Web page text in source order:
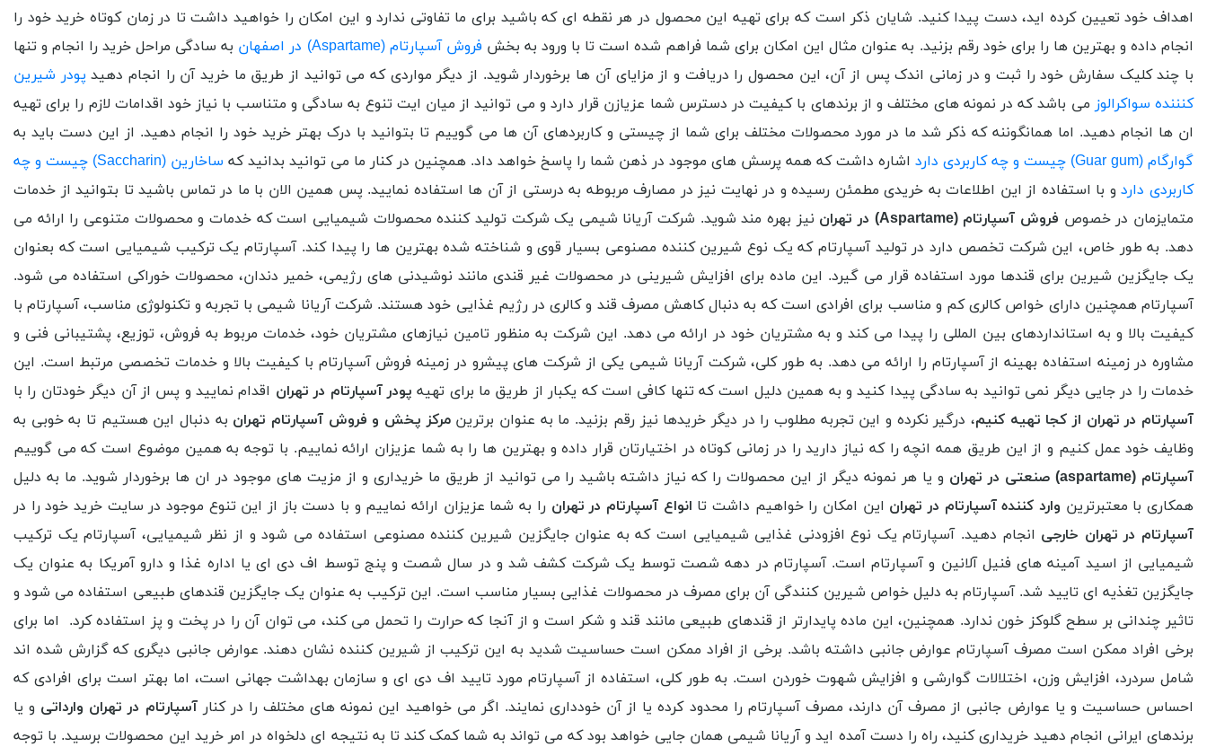
اهداف خود تعیین کرده اید، دست پیدا کنید. شایان ذکر است که برای تهیه این محصول در هر نقطه ای که باشید برای ما تفاوتی ندارد و این امکان را خواهید داشت تا در زمان کوتاه خرید خود را
انجام داده و بهترین ها را برای خود رقم بزنید. به عنوان مثال این امکان برای شما فراهم شده است تا با ورود به بخش فروش آسپارتام (Aspartame) در اصفهان
به سادگی مراحل خرید را انجام و تنها
با چند کلیک سفارش خود را ثبت و در زمانی اندک پس از آن، این محصول را دریافت و از مزایای آن ها برخوردار شوید. از دیگر مواردی که می توانید از طریق ما خرید آن را انجام دهیدپودر شیرین
کنننده سواکرالوز می باشد که در نمونه های مختلف و از برندهای با کیفیت در دسترس شما عزیازن قرار دارد و می توانید از میان ایت تنوع به سادگی و متناسب با نیاز خود اقدامات لازم را برای تهیه
ان ها انجام دهید. اما همانگوننه که ذکر شد ما در مورد محصولات مختلف برای شما از چیستی و کاربردهای آن ها می گوییم تا بتوانید با درک بهتر خرید خود را انجام دهید. از این دست باید به
گوارگام (Guar gum) چیست و چه کاربردی دارد
اشاره داشت که همه پرسش های موجود در ذهن شما را پاسخ خواهد داد. همچنین در کنار ما می توانید بدانید که
ساخارین (Saccharin) چیست و چه
کاربردی دارد و با استفاده از این اطلاعات به خریدی مطمئن رسیده و در نهایت نیز در مصارف مربوطه به درستی از آن ها استفاده نمایید. پس همین الان با ما در تماس باشید تا بتوانید از خدمات
متمایزمان در خصوص فروش آسپارتام (Aspartame) در تهران
نیز بهره مند شوید. شرکت آریانا شیمی یک شرکت تولید کننده محصولات شیمیایی است که خدمات و محصولات متنوعی را ارائه می
دهد. به طور خاص، این شرکت تخصص دارد در تولید آسپارتام که یک نوع شیرین کننده مصنوعی بسیار قوی و شناخته شده بهترین ها را پیدا کند. آسپارتام یک ترکیب شیمیایی است که بعنوان
یک جایگزین شیرین برای قندها مورد استفاده قرار می گیرد. این ماده برای افزایش شیرینی در محصولات غیر قندی مانند نوشیدنی های رژیمی، خمیر دندان، محصولات خوراکی استفاده می شود.
آسپارتام همچنین دارای خواص کالری کم و مناسب برای افرادی است که به دنبال کاهش مصرف قند و کالری در رژیم غذایی خود هستند. شرکت آریانا شیمی با تجربه و تکنولوژی مناسب، آسپارتام با
کیفیت بالا و به استانداردهای بین المللی را پیدا می کند و به مشتریان خود در ارائه می دهد. این شرکت به منظور تامین نیازهای مشتریان خود، خدمات مربوط به فروش، توزیع، پشتیبانی فنی و
مشاوره در زمینه استفاده بهینه از آسپارتام را ارائه می دهد. به طور کلی، شرکت آریانا شیمی یکی از شرکت های پیشرو در زمینه فروش آسپارتام با کیفیت بالا و خدمات تخصصی مرتبط است. این
خدمات را در جایی دیگر نمی توانید به سادگی پیدا کنید و به همین دلیل است که تنها کافی است که یکبار از طریق ما برای تهیهپودر آسپارتام در تهران اقدام نمایید و پس از آن دیگر خودتان را با
آسپارتام در تهران از کجا تهیه کنیم، درگیر نکرده و این تجربه مطلوب را در دیگر خریدها نیز رقم بزنید. ما به عنوان برترینمرکز پخش و فروش آسپارتام تهران به دنبال این هستیم تا به خوبی به
وظایف خود عمل کنیم و از این طریق همه انچه را که نیاز دارید را در زمانی کوتاه در اختیارتان قرار داده و بهترین ها را به شما عزیزان ارائه نماییم. با توجه به همین موضوع است که می گوییم
آسپارتام (aspartame) صنعتی در تهران
و یا هر نمونه دیگر از این محصولات را که نیاز داشته باشید را می توانید از طریق ما خریداری و از مزیت های موجود در ان ها برخوردار شوید. ما به دلیل
همکاری با معتبرترین وارد کننده آسپارتام در تهران این امکان را خواهیم داشت تا انواع آسپارتام در تهران را به شما عزیزان ارائه نماییم و با دست باز از این تنوع موجود در سایت خرید خود را در
آسپارتام در تهران خارجی انجام دهید. آسپارتام یک نوع افزودنی غذایی شیمیایی است که به عنوان جایگزین شیرین کننده مصنوعی استفاده می شود و از نظر شیمیایی، آسپارتام یک ترکیب
شیمیایی از اسید آمینه های فنیل آلانین و آسپارتام است. آسپارتام در دهه شصت توسط یک شرکت کشف شد و در سال شصت و پنج توسط اف دی ای یا اداره غذا و دارو آمریکا به عنوان یک
جایگزین تغذیه ای تایید شد. آسپارتام به دلیل خواص شیرین کنندگی آن برای مصرف در محصولات غذایی بسیار مناسب است. این ترکیب به عنوان یک جایگزین قندهای طبیعی استفاده می شود و
تاثیر چندانی بر سطح گلوکز خون ندارد. همچنین، این ماده پایدارتر از قندهای طبیعی مانند قند و شکر است و از آنجا که حرارت را تحمل می کند، می توان آن را در پخت و پز استفاده کرد. اما برای
برخی افراد ممکن است مصرف آسپارتام عوارض جانبی داشته باشد. برخی از افراد ممکن است حساسیت شدید به این ترکیب از شیرین کننده نشان دهند. عوارض جانبی دیگری که گزارش شده اند
شامل سردرد، افزایش وزن، اختلالات گوارشی و افزایش شهوت خوردن است. به طور کلی، استفاده از آسپارتام مورد تایید اف دی ای و سازمان بهداشت جهانی است، اما بهتر است برای افرادی که
احساس حساسیت و یا عوارض جانبی از مصرف آن دارند، مصرف آسپارتام را محدود کرده یا از آن خودداری نمایند. اگر می خواهید این نمونه های مختلف را در کنار آسپارتام در تهران وارداتی و یا
برندهای ایرانی انجام دهید خریداری کنید، راه را دست آمده اید و آریانا شیمی همان جایی خواهد بود که می تواند به شما کمک کند تا به نتیجه ای دلخواه در امر خرید این محصولات برسید. با توجه